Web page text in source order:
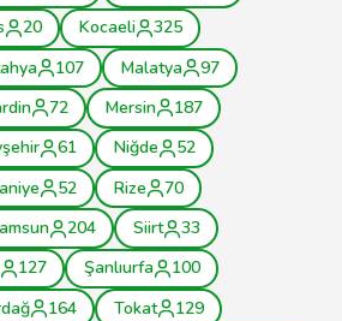
20 Kocaeli
325
107 Malatya
97
72 Mersin
187
61 Niğde
52
52 Rize
70
204 Siirt
33
127 Şanlıurfa
100
164 Tokat
129